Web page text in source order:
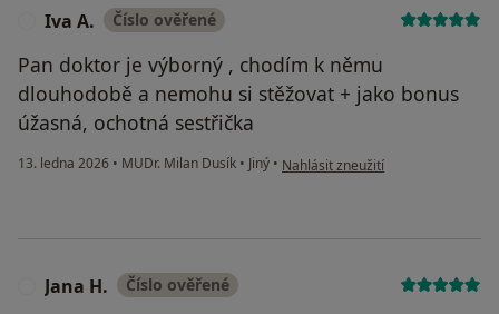
Iva A. Číslo ověřené
Pan doktor je výborný , chodím k němu
dlouhodobě a nemohu si stěžovat + jako bonus
úžasná, ochotná sestřička
13. ledna 2026 • MUDr. Milan Dusík • Jiný • podle názoru uživatele Iva A.
Nahlásit zneužití
Jana H. Číslo ověřené